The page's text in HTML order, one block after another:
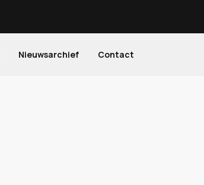
Nieuwsarchief Contact